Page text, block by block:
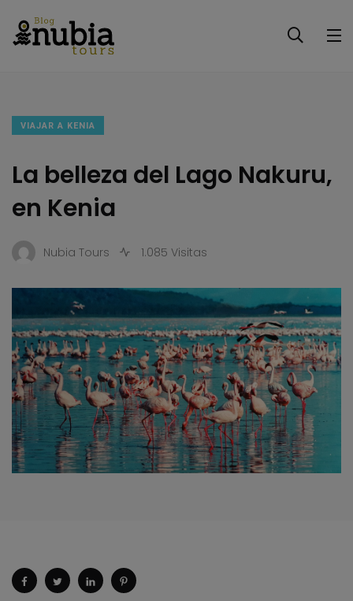
VIAJAR A KENIA
La belleza del Lago Nakuru,
en Kenia
Nubia Tours 1.085 Visitas